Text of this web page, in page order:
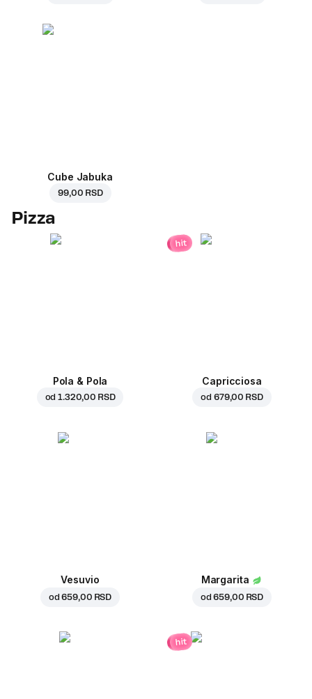
Cube Jabuka
99,00 RSD
Pizza
Pola & Pola
od1.320,00 RSD
hit
Capricciosa
od 679,00 RSD
Vesuvio
od659,00 RSD
Margarita
od659,00 RSD
hit